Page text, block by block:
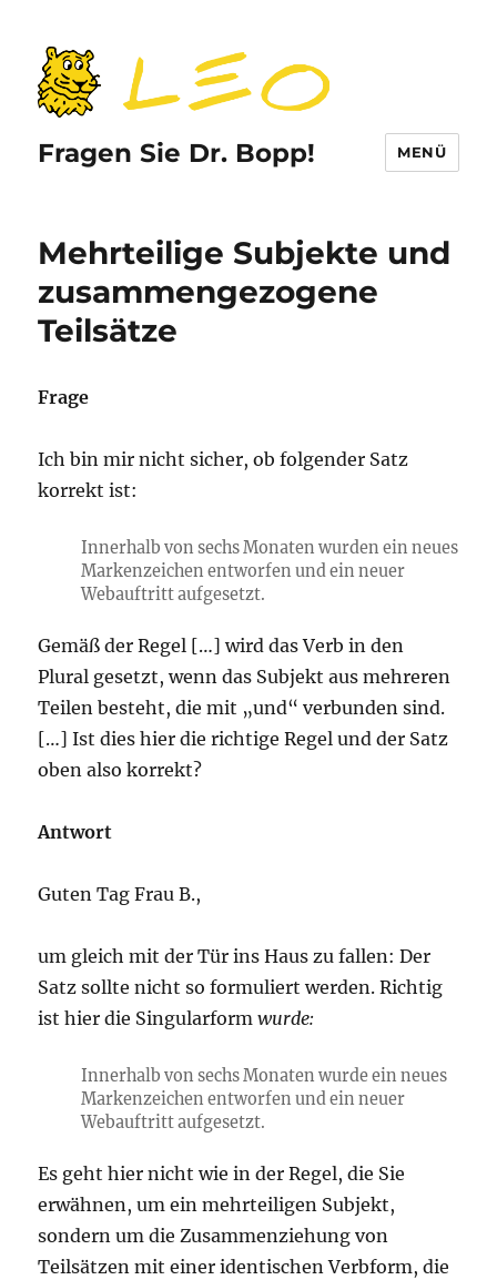
Fragen Sie Dr. Bopp! MENÜ
Mehrteilige Subjekte und
zusammengezogene
Teilsätze
Frage
Ich bin mir nicht sicher, ob folgender Satz
korrekt ist:
Innerhalb von sechs Monaten wurden ein neues
Markenzeichen entworfen und ein neuer
Webauftritt aufgesetzt.
Gemäß der Regel […] wird das Verb in den
Plural gesetzt, wenn das Subjekt aus mehreren
Teilen besteht, die mit „und“ verbunden sind.
[…] Ist dies hier die richtige Regel und der Satz
oben also korrekt?
Antwort
Guten Tag Frau B.,
um gleich mit der Tür ins Haus zu fallen: Der
Satz sollte nicht so formuliert werden. Richtig
ist hier die Singularformwurde:
Innerhalb von sechs Monaten wurde ein neues
Markenzeichen entworfen und ein neuer
Webauftritt aufgesetzt.
Es geht hier nicht wie in der Regel, die Sie
erwähnen, um ein mehrteiligen Subjekt,
sondern um die Zusammenziehung von
Teilsätzen mit einer identischen Verbform, die